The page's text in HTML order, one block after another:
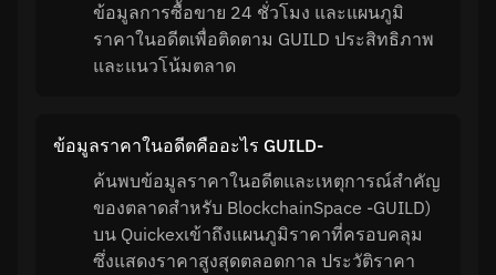
ข้อมูลการซื้อขาย 24 ชั่วโมง และแผนภูมิ
ราคาในอดีตเพื่อติดตาม GUILD ประสิทธิภาพ
และแนวโน้มตลาด
ข้อมูลราคาในอดีตคืออะไร GUILD-
ค้นพบข้อมูลราคาในอดีตและเหตุการณ์สำคัญ
ของตลาดสำหรับ BlockchainSpace -GUILD)
บน Quickexเข้าถึงแผนภูมิราคาที่ครอบคลุม
ซึ่งแสดงราคาสูงสุดตลอดกาล ประวัติราคา